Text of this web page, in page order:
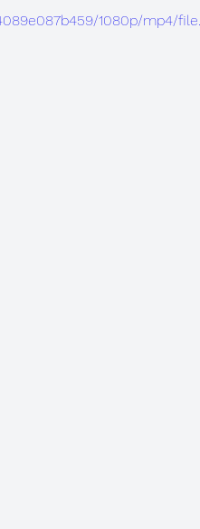
1080p/mp4/